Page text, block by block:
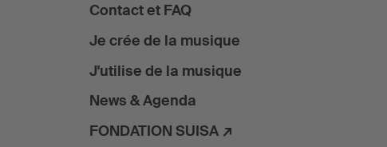
Contact et FAQ
Je crée de la musique
J'utilise de la musique
News & Agenda
FONDATION SUISA ↗